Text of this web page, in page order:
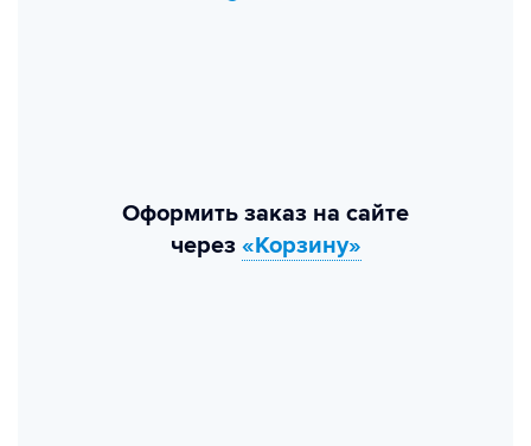
Оформить заказ на сайте
через «Корзину»